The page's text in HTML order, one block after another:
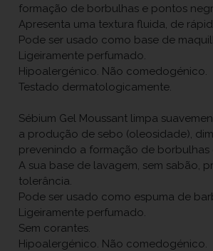
formação de borbulhas e pontos
Apresenta uma textura fluida, de
Pode ser usado como base de
Ligeiramente perfumado.
Hipoalergénico. Não comedogénico.
Testado dermatologicamente.
Sébium Gel Moussant limpa
a produção de sebo (oleosidade),
prevenindo a formação de borbulhas
A sua base de lavagem, sem sabão,
tolerância.
Pode ser usado como espuma de
Ligeiramente perfumado.
Sem corantes.
Hipoalergénico. Não comedogénico.